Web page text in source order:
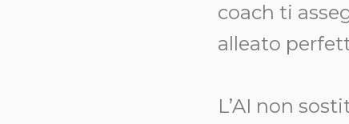
coach ti
alleato
L’AI non